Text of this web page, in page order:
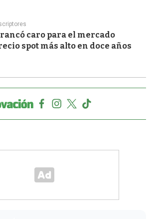
caro para el mercado
spot más alto en doce años